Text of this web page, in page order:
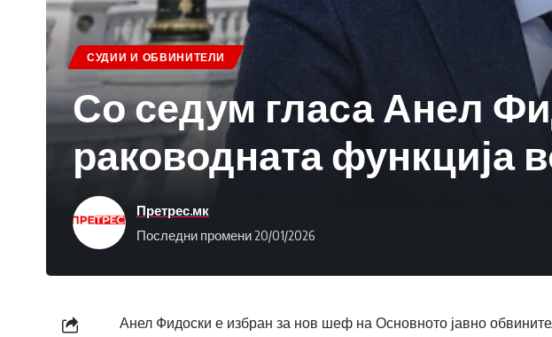
СУДИИ И ОБВИНИТЕЛИ
Со седум гласа Анел
раководната функција
Последни промени 20/01/2026
Претрес.мк
Анел Фидоски е избран за нов шеф на Основното јавно